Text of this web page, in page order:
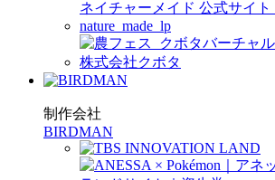
制作会社
BIRDMAN